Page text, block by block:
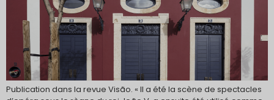
Publication dans la revue Visão. « Il a été la scène de spectacles